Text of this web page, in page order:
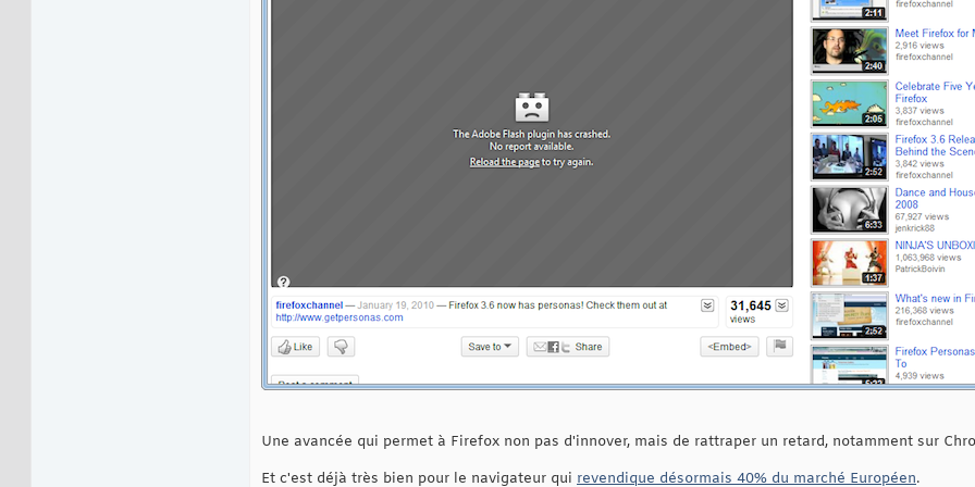
Une avancée qui permet à Firefox non pas d'innover, mais de rattraper un retard, notamment sur
Et c'est déjà très bien pour le navigateur qui revendique désormais 40% du marché Européen.